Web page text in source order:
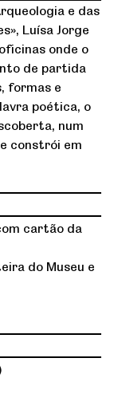
e das
Luísa Jorge
onde o
de partida
formas e
poética, o
num
constrói em
cartão da
do Museu e